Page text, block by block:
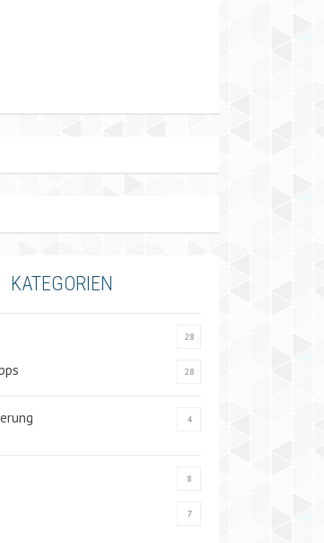
KATEGORIEN
28
28
4
8
7